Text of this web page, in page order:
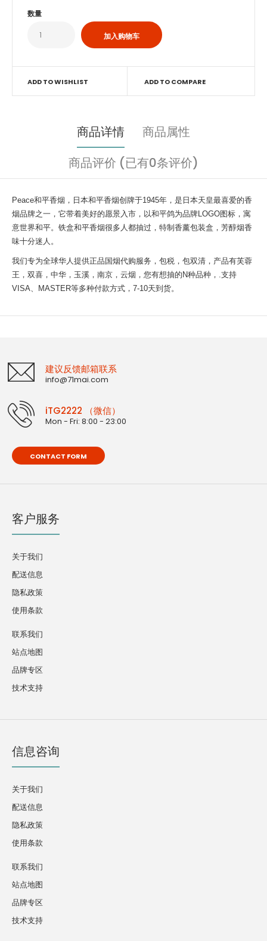
数量
ADD TO WISHLIST ADD TO COMPARE
商品详情
商品属性
商品评价 (已有0条评价)
Peace和平香烟，日本和平香烟创牌于1945年，是日本天皇最喜爱的香
烟品牌之一，它带着美好的愿景入市，以和平鸽为品牌LOGO图标，寓
意世界和平。铁盒和平香烟很多人都抽过，特制香薰包装盒，芳醇烟香
味十分迷人。
我们专为全球华人提供正品国烟代购服务，包税，包双清，产品有芙蓉
王，双喜，中华，玉溪，南京，云烟，您有想抽的N种品种，.支持
VISA、MASTER等多种付款方式，7-10天到货。
建议反馈邮箱联系
info@71mai.com
iTG2222 （微信）
Mon - Fri: 8:00 - 23:00
CONTACT FORM
客户服务
关于我们
配送信息
隐私政策
使用条款
联系我们
站点地图
品牌专区
技术支持
信息咨询
关于我们
配送信息
隐私政策
使用条款
联系我们
站点地图
品牌专区
技术支持